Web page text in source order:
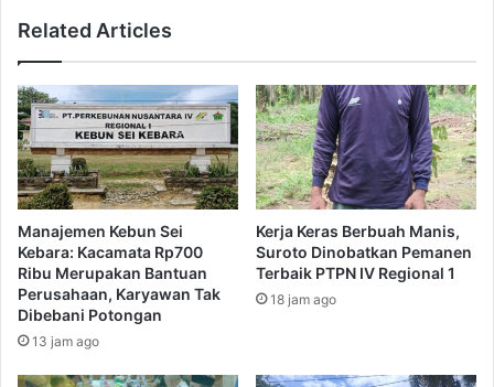
Related Articles
Manajemen Kebun Sei
Kebara: Kacamata Rp700
Ribu Merupakan Bantuan
Perusahaan, Karyawan Tak
Dibebani Potongan
13 jam ago
Kerja Keras Berbuah Manis,
Suroto Dinobatkan Pemanen
Terbaik PTPN IV Regional 1
18 jam ago